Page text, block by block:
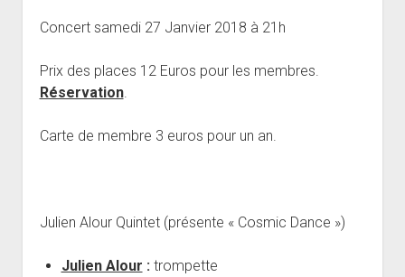
Rencontres départementales
Projection vidéos de jazz
Nos Equipements
dropdown
Animer une soirée Jazz Club
Participer aux Jam Sessions
Tarifs
Réservation
Concert samedi 27 Janvier 2018 à 21h
Prix des places 12 Euros pour les membres.
Réservation.
Carte de membre 3 euros pour un an.
Julien Alour Quintet (présente « Cosmic Dance »)
Julien Alour : trompette